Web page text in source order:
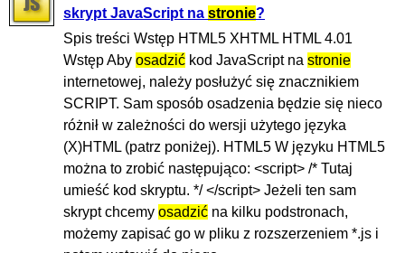
skrypt JavaScript na stronie?
Spis treści Wstęp HTML5 XHTML HTML 4.01
Wstęp Aby osadzić kod JavaScript na stronie
internetowej, należy posłużyć się znacznikiem
SCRIPT. Sam sposób osadzenia będzie się nieco
różnił w zależności do wersji użytego języka
(X)HTML (patrz poniżej). HTML5 W języku HTML5
można to zrobić następująco: <script> /* Tutaj
umieść kod skryptu. */ </script> Jeżeli ten sam
skrypt chcemy osadzić na kilku podstronach,
możemy zapisać go w pliku z rozszerzeniem *.js i